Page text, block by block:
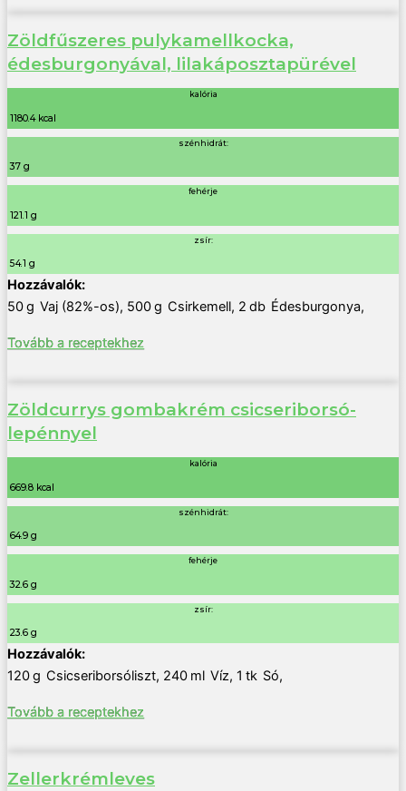
Zöldfűszeres pulykamellkocka,
édesburgonyával, lilakáposztapürével
kalória
1180.4 kcal
szénhidrát:
37 g
fehérje
121.1 g
zsír:
54.1 g
50g Vaj (82%-os), 500g Csirkemell, 2 db Édesburgonya,
Tovább a receptekhez
Zöldcurrys gombakrém csicseriborsó-
lepénnyel
kalória
669.8 kcal
szénhidrát:
64.9 g
fehérje
32.6 g
zsír:
23.6 g
120g Csicseriborsóliszt, 240 ml Víz, 1 tk Só,
Tovább a receptekhez
Zellerkrémleves